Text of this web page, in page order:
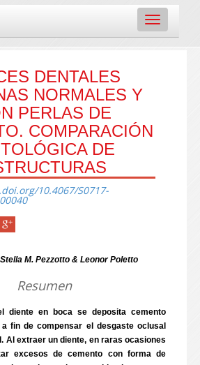
Toggle
navigation
DENTALES
NORMALES Y
PERLAS DE
COMPARACIÓN
DE
10.4067/S0717-
M. Pezzotto & Leonor Poletto
Resumen
diente en boca se deposita cemento
fin de compensar el desgaste oclusal
Al extraer un diente, en raras ocasiones
excesos de cemento con forma de